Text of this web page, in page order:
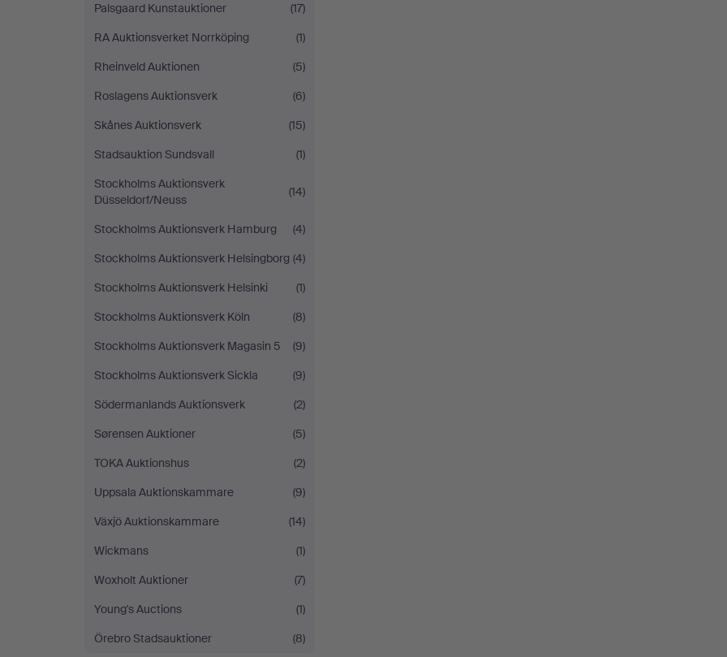
Palsgaard Kunstauktioner
(17)
RA Auktionsverket Norrköping
(1)
Rheinveld Auktionen
(5)
Roslagens Auktionsverk
(6)
Skånes Auktionsverk
(15)
Stadsauktion Sundsvall
(1)
Stockholms Auktionsverk
Düsseldorf/Neuss
(14)
Stockholms Auktionsverk Hamburg
(4)
Stockholms Auktionsverk Helsingborg (4)
Stockholms Auktionsverk Helsinki
(1)
Stockholms Auktionsverk Köln
(8)
Stockholms Auktionsverk Magasin 5
(9)
Stockholms Auktionsverk Sickla
(9)
Södermanlands Auktionsverk
(2)
Sørensen Auktioner
(5)
TOKA Auktionshus
(2)
Uppsala Auktionskammare
(9)
Växjö Auktionskammare
(14)
Wickmans
(1)
Woxholt Auktioner
(7)
Young's Auctions
(1)
Örebro Stadsauktioner
(8)